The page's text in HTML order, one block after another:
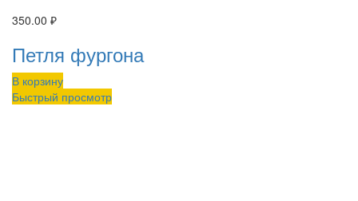
350.00 ₽
Петля фургона
В корзину
Быстрый просмотр